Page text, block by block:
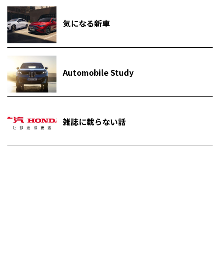
気になる新車
Automobile Study
雑誌に載らない話